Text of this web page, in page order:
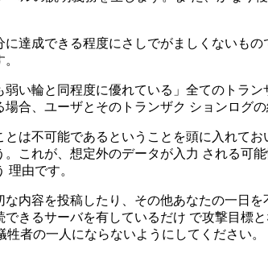
達成できる程度にさしでがましくないも
い輪と同程度に優れている」全てのトラ
合、ユーザとそのトランザク ションログ
は不可能であるということを頭に入れて
これが、想定外のデータが入力 される可
由です。
内容を投稿したり、その他あなたの一日
きるサーバを有しているだけ で攻撃目標
者の一人にならないようにしてください。